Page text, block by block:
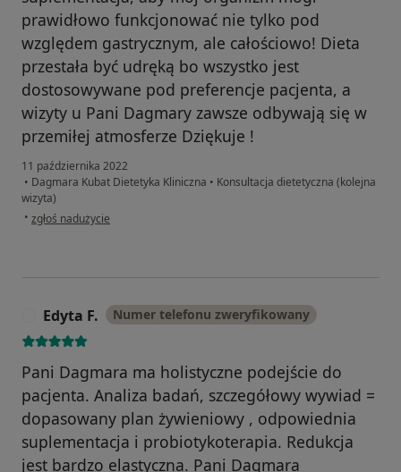
prawidłowo funkcjonować nie tylko pod
względem gastrycznym, ale całościowo! Dieta
przestała być udręką bo wszystko jest
dostosowywane pod preferencje pacjenta, a
wizyty u Pani Dagmary zawsze odbywają się w
przemiłej atmosferze Dziękuje !
11 października 2022
• Dagmara Kubat Dietetyka Kliniczna • Konsultacja dietetyczna (kolejna
wizyta)
• w opinii użytkownika Patrycja Klimczyk
zgłoś nadużycie
Edyta F. Numer telefonu zweryfikowany
Pani Dagmara ma holistyczne podejście do
pacjenta. Analiza badań, szczegółowy wywiad =
dopasowany plan żywieniowy , odpowiednia
suplementacja i probiotykoterapia. Redukcja
jest bardzo elastyczna. Pani Dagmara